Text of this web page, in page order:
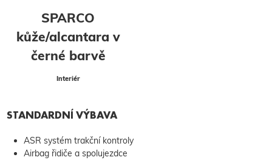
SPARCO
kůže/alcantara v
černé barvě
Interiér
STANDARDNÍ VÝBAVA
ASR systém trakční kontroly
Airbag řidiče a spolujezdce